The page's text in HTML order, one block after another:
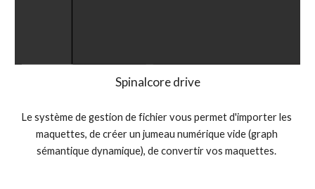
Spinalcore drive
Le système de gestion de fichier vous permet d'importer les
maquettes, de créer un jumeau numérique vide (graph
sémantique dynamique), de convertir vos maquettes.